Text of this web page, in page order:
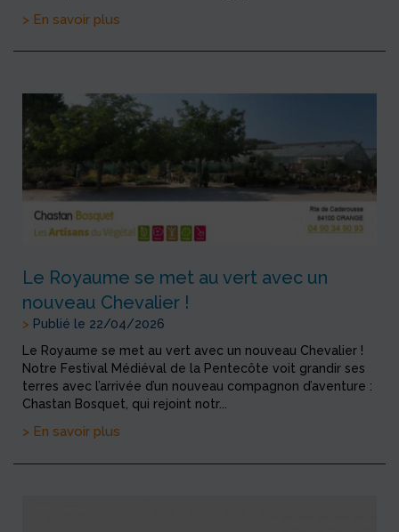
> En savoir plus
Le Royaume se met au vert avec un
nouveau Chevalier !
> Publié le 22/04/2026
Le Royaume se met au vert avec un nouveau Chevalier !
Notre Festival Médiéval de la Pentecôte voit grandir ses
terres avec l’arrivée d’un nouveau compagnon d’aventure :
Chastan Bosquet, qui rejoint notr...
> En savoir plus